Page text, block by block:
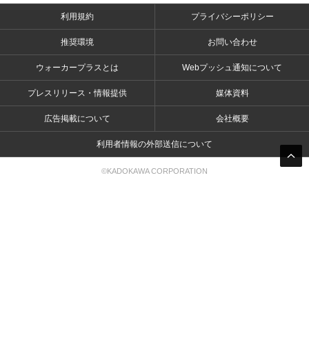
利用規約 プライバシーポリシー
推奨環境 お問い合わせ
ウォーカープラスとは Webプッシュ通知について
プレスリリース・情報提供 媒体資料
広告掲載について 会社概要
利用者情報の外部送信について
©KADOKAWA CORPORATION